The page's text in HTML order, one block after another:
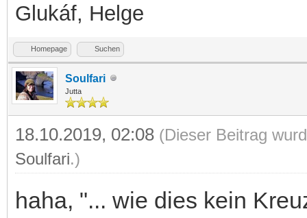
Glukáf, Helge
Homepage Suchen
Soulfari
Jutta
18.10.2019, 02:08 (Dieser Beitrag
Soulfari.)
haha, "... wie dies kein